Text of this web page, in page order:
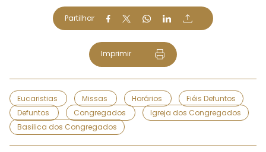
Partilhar
Imprimir
Eucaristias Missas Horários
Fiéis Defuntos
Defuntos
Congregados
Igreja dos Congregados
Basilica dos Congregados